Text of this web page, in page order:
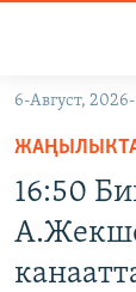
Навигацияга
өтүңүз
салыңыз
6-Август,
16:50